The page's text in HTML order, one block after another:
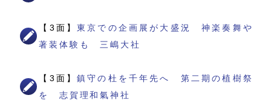
【3面】東京での企画展が大盛況 神楽奏舞や
著装体験も 三嶋大社
【3面】鎮守の杜を千年先へ 第二期の植樹祭
を 志賀理和氣神社